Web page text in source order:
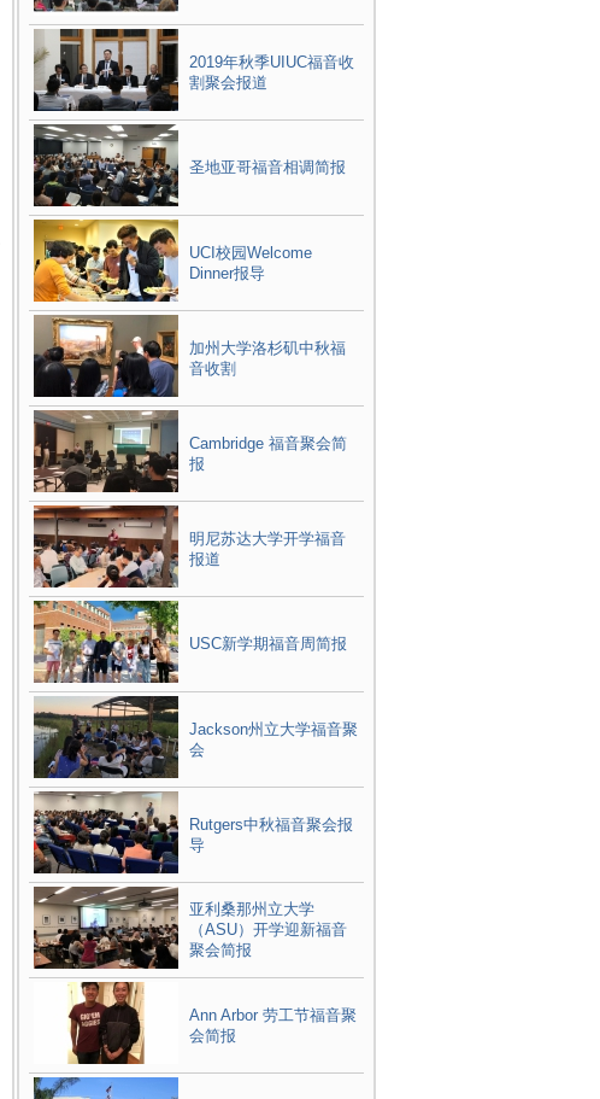
2019年秋季UIUC福音收
割聚会报道
圣地亚哥福音相调简报
UCI校园Welcome
Dinner报导
加州大学洛杉矶中秋福
音收割
Cambridge 福音聚会简
报
明尼苏达大学开学福音
报道
USC新学期福音周简报
Jackson州立大学福音聚
会
Rutgers中秋福音聚会报
导
亚利桑那州立大学
（ASU）开学迎新福音
聚会简报
Ann Arbor 劳工节福音聚
会简报